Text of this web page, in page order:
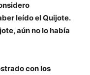
leído el Quijote.
aún no lo había
con los